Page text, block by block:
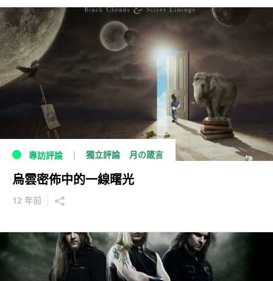
專訪評論 獨立評論 月の箴言
烏雲密佈中的一線曙光
12 年前